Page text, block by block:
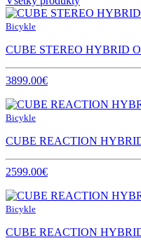
Bicykle
CUBE STEREO HYBRID
3899.00€
Bicykle
CUBE REACTION
2599.00€
Bicykle
CUBE REACTION